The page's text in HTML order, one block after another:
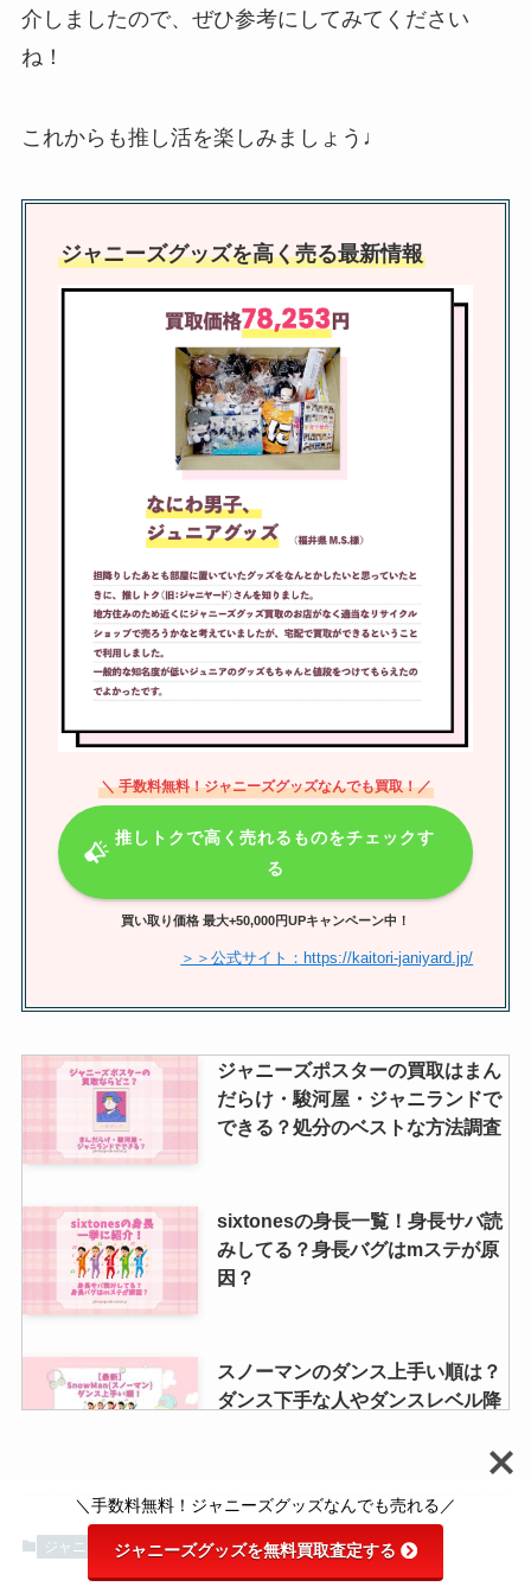
は？会員数減る？推移は？値段や
ジャニーズ雑誌は買取できる？お
も雑誌は売れる？
ジャニーズで誰でも知ってる曲
は？定番曲や懐かしい曲・カラオ
ケで盛り上がる曲紹介！
エーグループの人気順でメンバー
紹介！Aぇ! groupダンスうまい順
や脱退についても調査
ジャニーズアクスタはどこで買え
る？公式やfest定価や送料いつい
介しましたので、ぜひ参考にしてみてください
ね！
これからも推し活を楽しみましょう♩
ジャニーズグッズを高く売る最新情報
＼ 手数料無料！ジャニーズグッズなんでも買取！／
推しトクで高く売れるものをチェックす
る
買い取り価格 最大+50,000円UPキャンペーン中！
＞＞公式サイト：https://kaitori-janiyard.jp/
ジャニーズポスターの買取はまん
だらけ・駿河屋・ジャニランドで
できる？処分のベストな方法調査
sixtonesの身長一覧！身長サバ読
みしてる？身長バグはmステが原
因？
スノーマンのダンス上手い順は？
ダンス下手な人やダンスレベル降
ジャニーズ館の口コミは？買取で
きないものや買取評判・売ってみ
た・売れないもの等も調査！
ジャニーズ情報
＼手数料無料！ジャニーズグッズなんでも売れる／
ジャニーズグッズを無料買取査定する